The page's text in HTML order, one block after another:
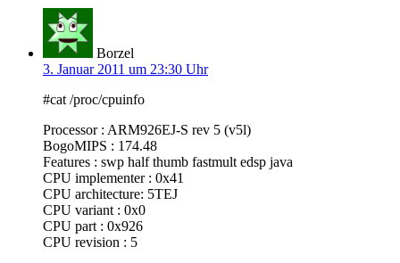
Borzel
3. Januar 2011 um 23:30 Uhr
#cat /proc/cpuinfo
Processor : ARM926EJ-S rev 5 (v5l)
BogoMIPS : 174.48
Features : swp half thumb fastmult edsp java
CPU implementer : 0x41
CPU architecture: 5TEJ
CPU variant : 0x0
CPU part : 0x926
CPU revision : 5